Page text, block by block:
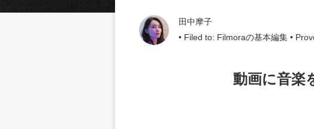
田中摩子
• Filed to: Filmoraの基本編集 •
動画に音楽